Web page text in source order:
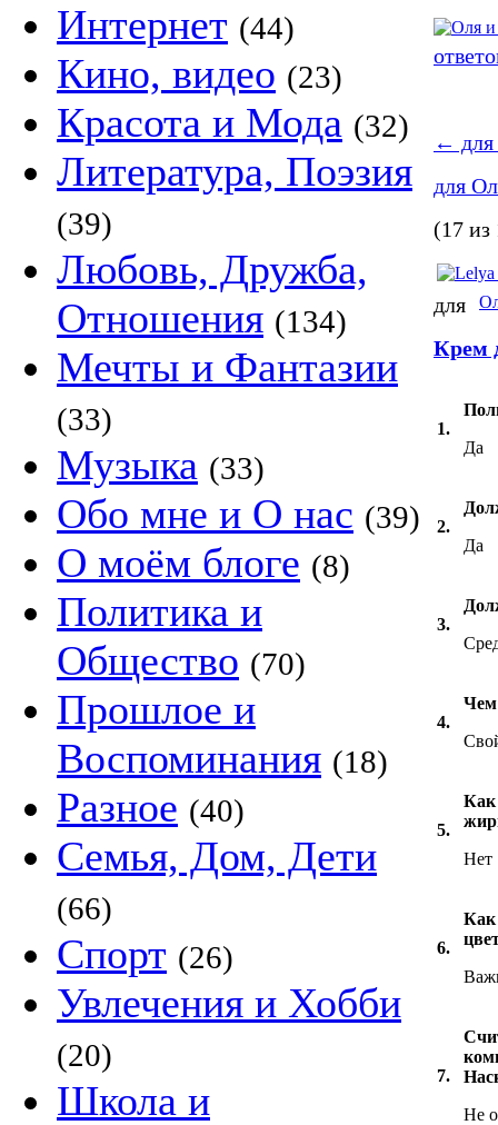
Интернет (44)
Кино, видео (23)
Красота и Мода (32)
Литература, Поэзия
(39)
Любовь, Дружба,
Отношения (134)
Мечты и Фантазии
(33)
Музыка (33)
Обо мне и О нас (39)
О моём блоге (8)
Политика и
Общество (70)
Прошлое и
Воспоминания (18)
Разное (40)
Семья, Дом, Дети
(66)
Спорт (26)
Увлечения и Хобби
(20)
Школа и
←
для
(17 из
для
Крем
1.
Да
2.
Да
3.
4.
Чем
5.
Как
Нет
6.
Как
7.
Не